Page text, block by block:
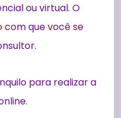
ou virtual. O
com que você se
para realizar a